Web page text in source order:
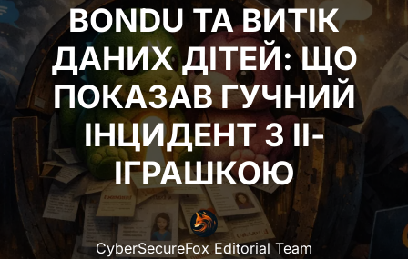
BONDU ТА ВИТІК
ДАНИХ ДІТЕЙ: ЩО
ПОКАЗАВ ГУЧНИЙ
ІНЦИДЕНТ З ІІ-
ІГРАШКОЮ
CyberSecureFox Editorial Team